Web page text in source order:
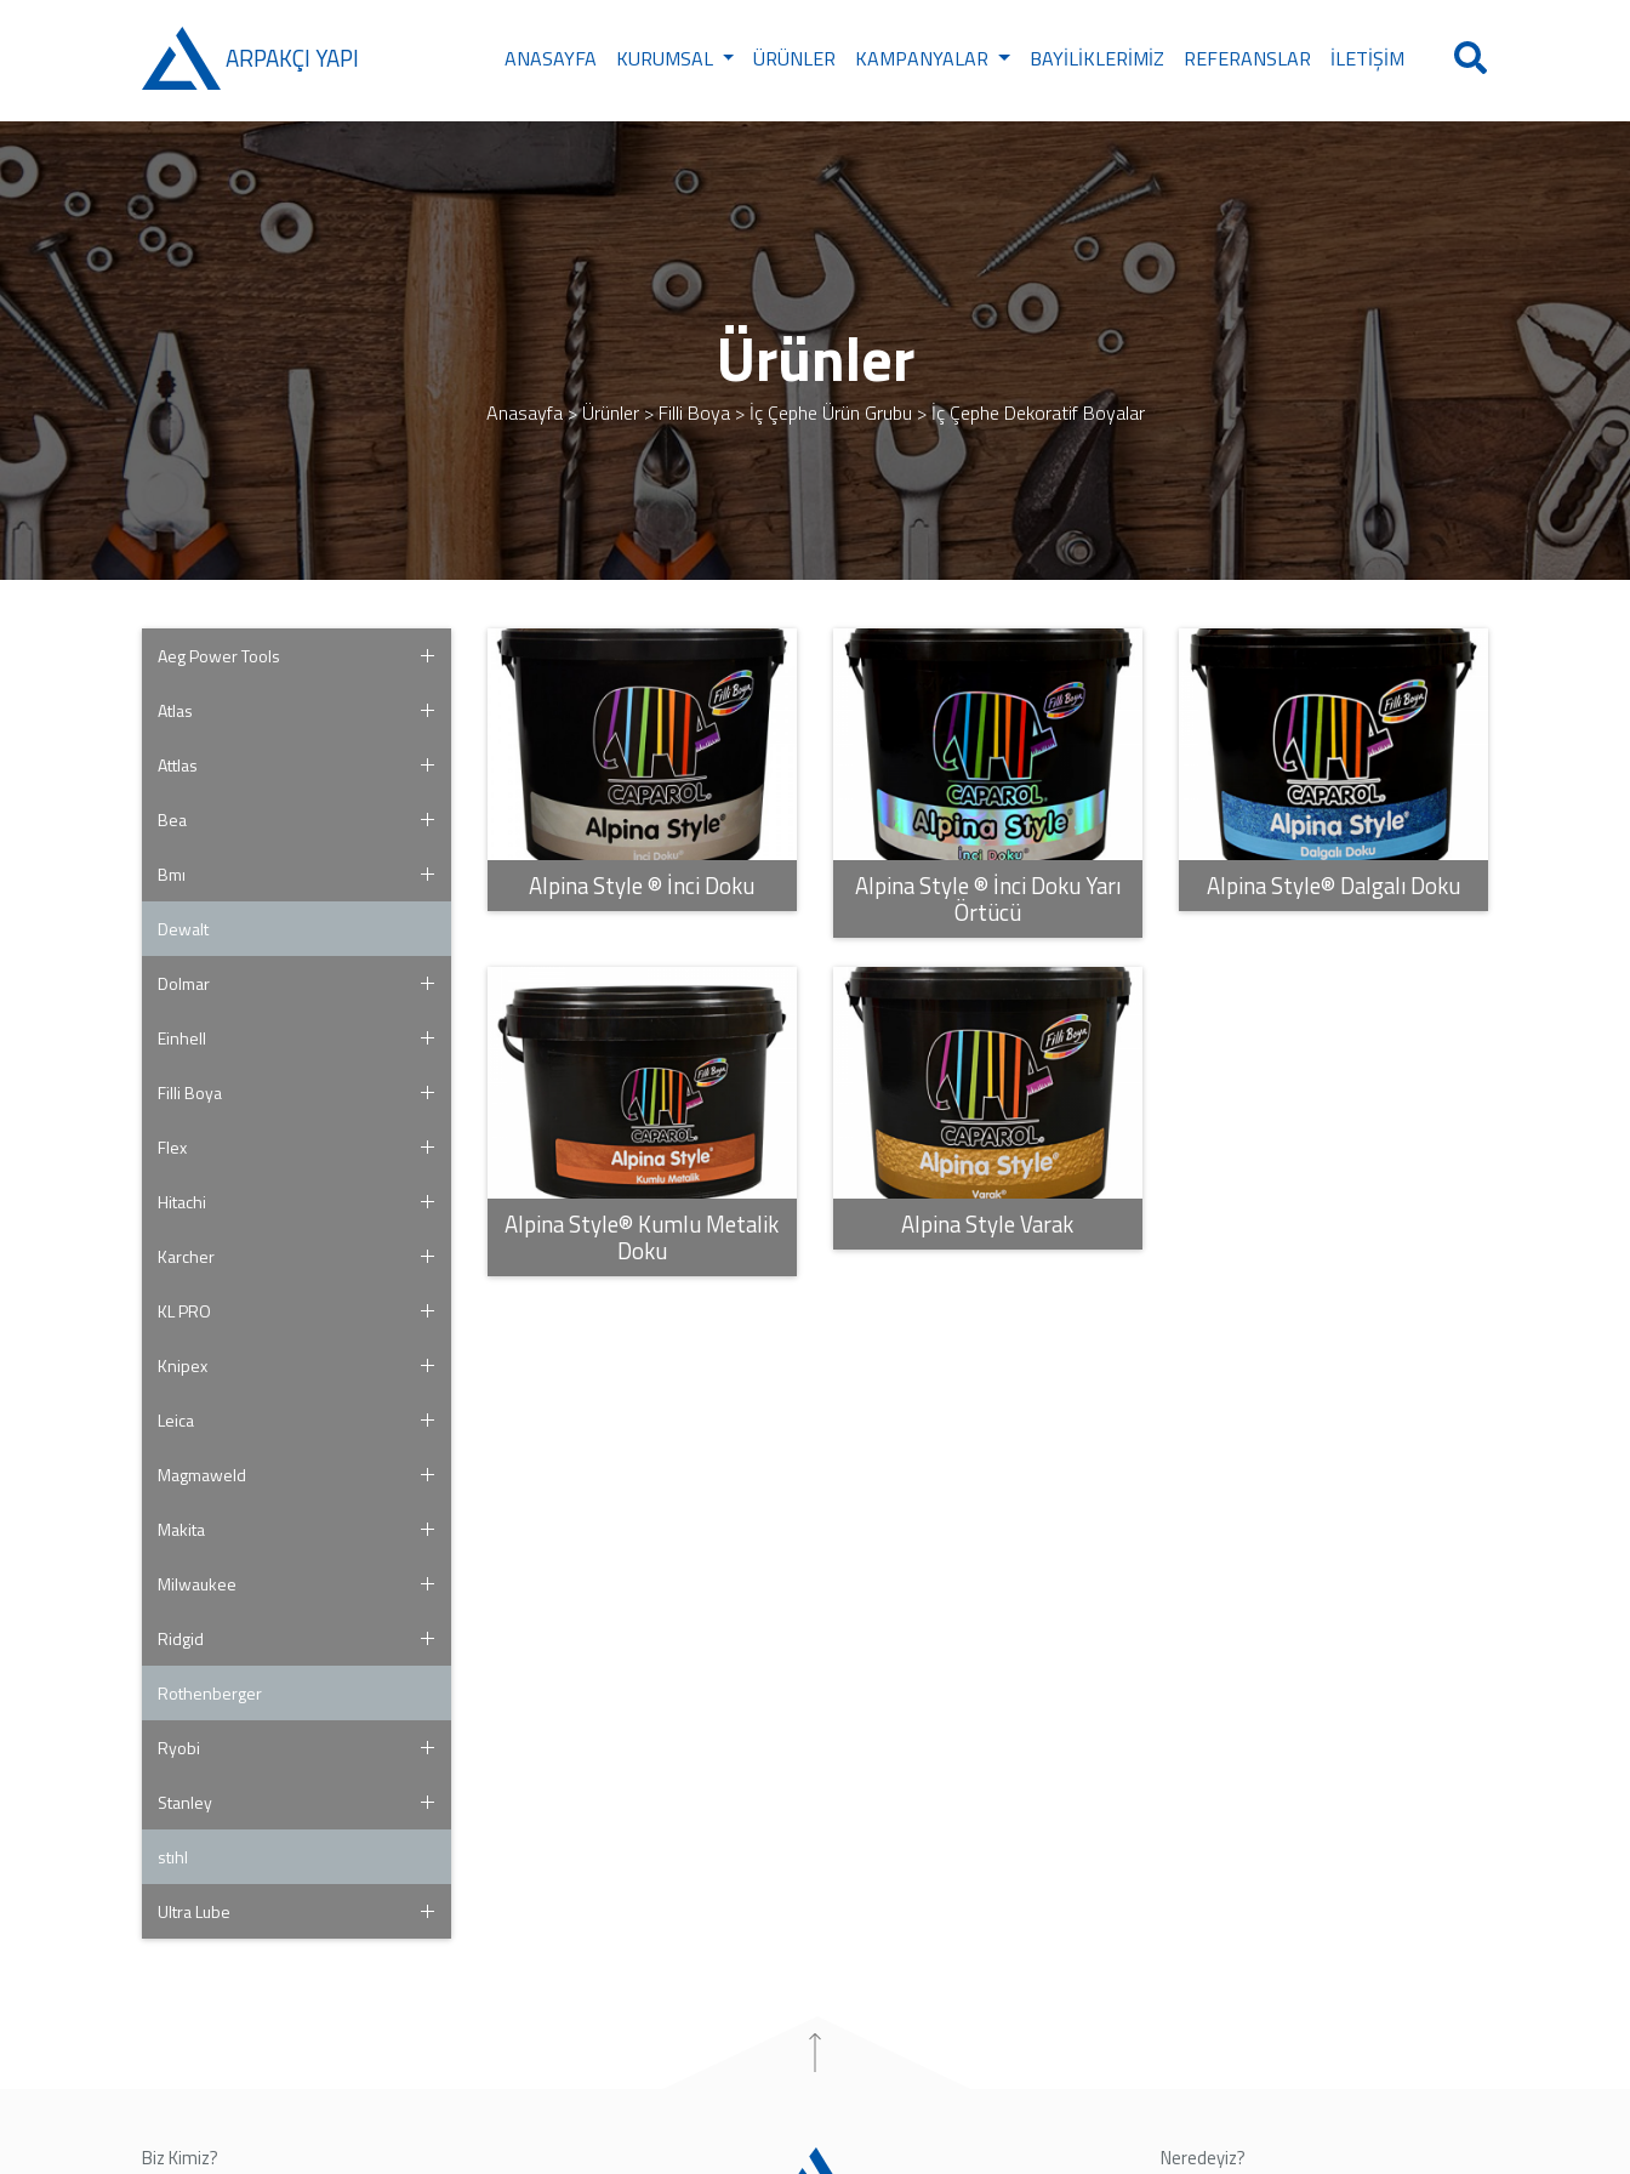
ARPAKÇI YAPI ANASAYFA KURUMSAL ÜRÜNLER KAMPANYALAR BAYILIKLERIMIZ REFERANSLAR İLETIŞIM
Ürünler
Anasayfa>Ürünler>Filli Boya>İç Çephe Ürün Grubu>İç Çephe Dekoratif Boyalar
Aeg Power Tools
Atlas
Attlas
Bea
Bmı
Dewalt
Dolmar
Einhell
Filli Boya
Flex
Hitachi
Karcher
KL PRO
Knipex
Leica
Magmaweld
Makita
Milwaukee
Ridgid
Rothenberger
Ryobi
Stanley
stıhl
Ultra Lube
Alpina Style ® İnci Doku Alpina Style ® İnci Doku Yarı
Örtücü
Alpina Style® Dalgalı Doku
Alpina Style® Kumlu Metalik
Doku
Alpina Style Varak
Biz Kimiz? Neredeyiz?